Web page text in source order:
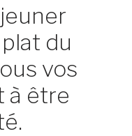
du
vos
à être